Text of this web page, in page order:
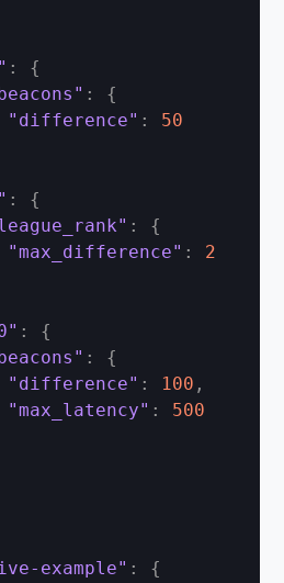
:
{
:
{
"difference" :
50
:
{
:
{
"max_difference" :
2
:
{
:
{
"difference" : 100 ,
"max_latency" :
500
example" :
{